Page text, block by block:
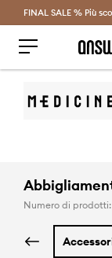
FINAL SALE % Più
Numero di